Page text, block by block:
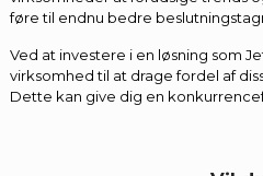
føre til endnu bedre
Ved at investere i en løsning som
virksomhed til at drage fordel af
Dette kan give dig en